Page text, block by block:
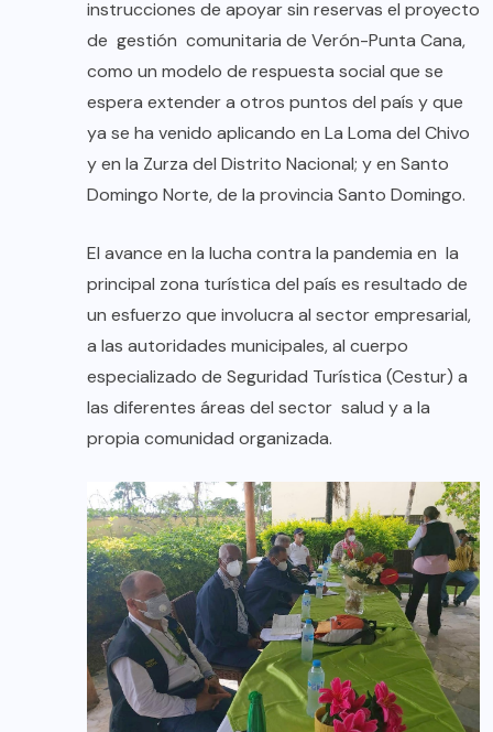
instrucciones de apoyar sin reservas el proyecto
de gestión comunitaria de Verón-Punta Cana,
como un modelo de respuesta social que se
espera extender a otros puntos del país y que
ya se ha venido aplicando en La Loma del Chivo
y en la Zurza del Distrito Nacional; y en Santo
Domingo Norte, de la provincia Santo Domingo.
El avance en la lucha contra la pandemia en la
principal zona turística del país es resultado de
un esfuerzo que involucra al sector empresarial,
a las autoridades municipales, al cuerpo
especializado de Seguridad Turística (Cestur) a
las diferentes áreas del sector salud y a la
propia comunidad organizada.